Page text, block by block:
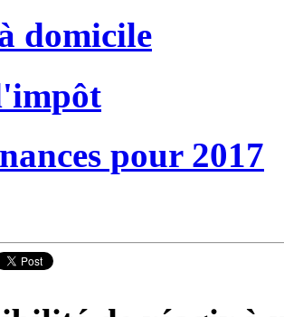
domicile
pour 2017